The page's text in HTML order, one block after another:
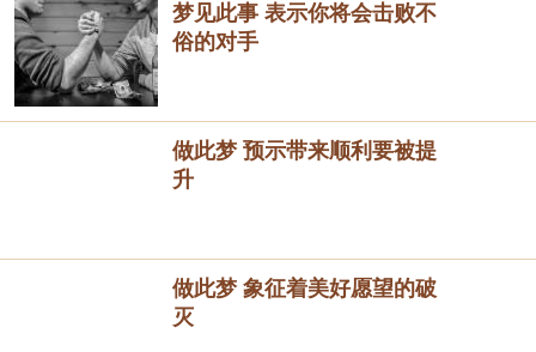
梦见此事 表示你将会击败不
俗的对手
做此梦 预示带来顺利要被提
升
做此梦 象征着美好愿望的破
灭